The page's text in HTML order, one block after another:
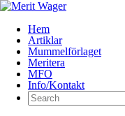
Hem
Artiklar
Mummelförlaget
Meritera
MFO
Info/Kontakt